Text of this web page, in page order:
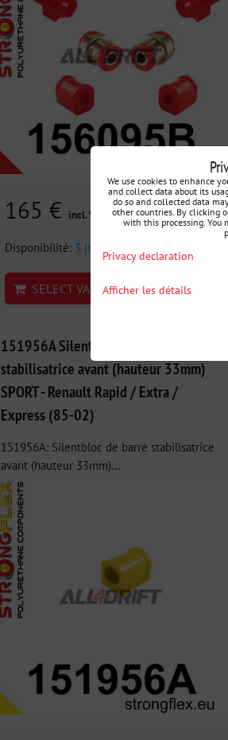
165 € incl. VAT
Disponibilité: 3 jours
SELECT VARIANT
151956A Silentbloc de barre
stabilisatrice avant (hauteur 33mm)
SPORT - Renault Rapid / Extra /
Express (85-02)
151956A: Silentbloc de barre stabilisatrice
avant (hauteur 33mm)...
We use cookies to enhance
and collect data about its
do so and collected data
other countries. By clicking
with this processing. You
Privacy declaration
Afficher les détails